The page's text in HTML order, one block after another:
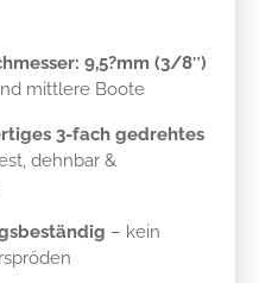
9,5?mm (3/8″)
mittlere Boote
3-fach gedrehtes
dehnbar &
– kein